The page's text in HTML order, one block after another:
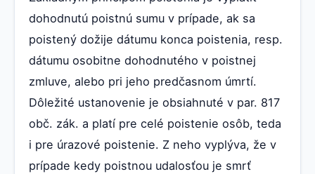
dohodnutú poistnú sumu v prípade, ak sa
poistený dožije dátumu konca poistenia, resp.
dátumu osobitne dohodnutého v poistnej
zmluve, alebo pri jeho predčasnom úmrtí.
Dôležité ustanovenie je obsiahnuté v par. 817
obč. zák. a platí pre celé poistenie osôb, teda
i pre úrazové poistenie. Z neho vyplýva, že v
prípade kedy poistnou udalosťou je smrť